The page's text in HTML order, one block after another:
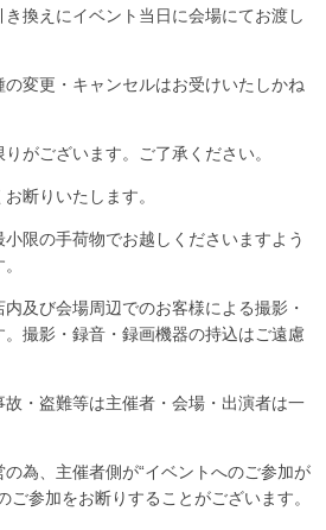
き換えにイベント当日に会場にてお渡し
の変更・キャンセルはお受けいたしかね
がございます。ご了承ください。
断りいたします。
小限の手荷物でお越しくださいますよう
内及び会場周辺でのお客様による撮影・
撮影・録音・録画機器の持込はご遠慮
故・盗難等は主催者・会場・出演者は一
の為、主催者側が“イベントへのご参加が
ご参加をお断りすることがございます。